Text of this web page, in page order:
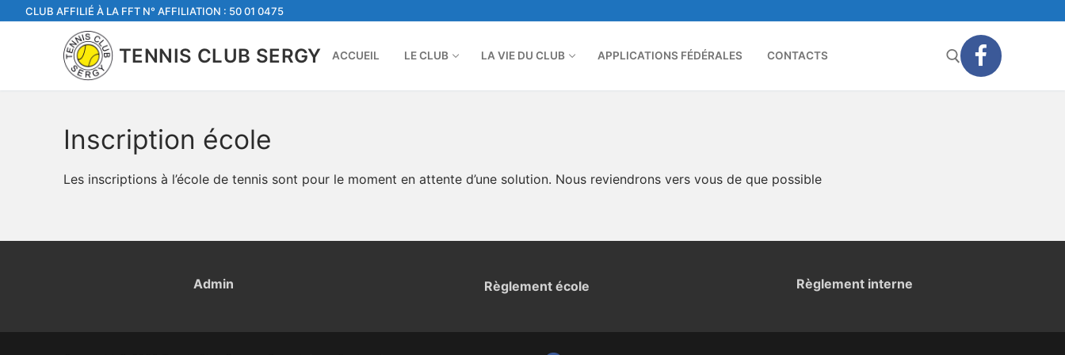
AllerCLUB AFFILIÉ À LA FFT N° AFFILIATION : 50 01 0475
TENNIS CLUB SERGY ACCUEIL LE CLUB LA VIE DU CLUB APPLICATIONS FÉDÉRALES CONTACTS
Inscription école
Les inscriptions à l’école de tennis sont pour le moment en attente d’une solution. Nous reviendrons vers vous de que possible
Admin Règlement école Règlement interne